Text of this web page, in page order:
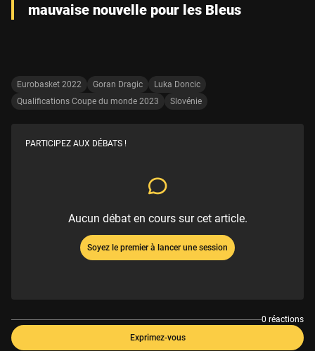
mauvaise nouvelle pour les Bleus
Eurobasket 2022 Goran Dragic
Luka Doncic
Qualifications Coupe du monde 2023
Slovénie
PARTICIPEZ AUX DÉBATS !
Aucun débat en cours sur cet article.
Soyez le premier à lancer une session
0 réactions
Exprimez-vous